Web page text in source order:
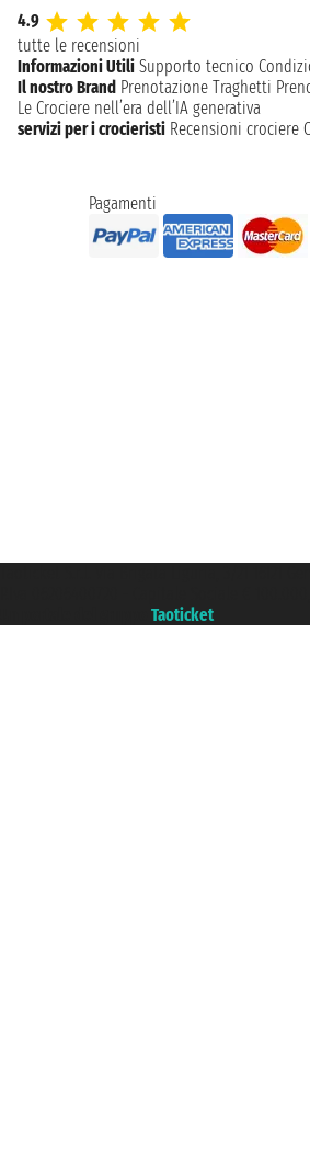
4.9
tutte le recensioni
Informazioni Utili Supporto tecnico
Il nostro Brand Prenotazione Traghetti
Le Crociere nell’era dell’IA generativa
servizi per i crocieristi Recensioni crociere
Pagamenti
Taoticket